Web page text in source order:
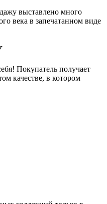
выставлено много
века в запечатанном виде
Покупатель получает
качестве, в котором